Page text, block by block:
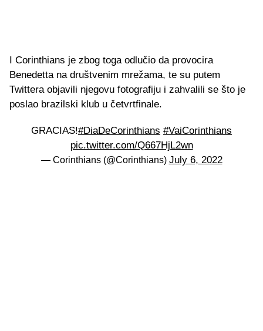
I Corinthians je zbog toga odlučio da provocira
Benedetta na društvenim mrežama, te su putem
Twittera objavili njegovu fotografiju i zahvalili se što je
poslao brazilski klub u četvrtfinale.
GRACIAS!#DiaDeCorinthians #VaiCorinthians
pic.twitter.com/Q667HjL2wn
— Corinthians (@Corinthians) July 6, 2022